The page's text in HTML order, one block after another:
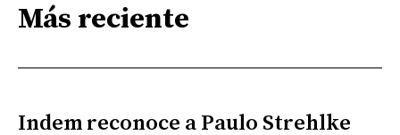
Más reciente
Indem reconoce a Paulo Strehlke